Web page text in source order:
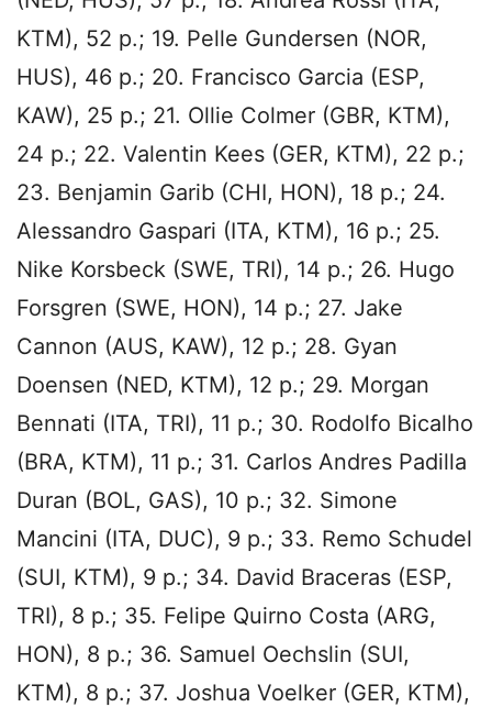
KTM), 52 p.; 19. Pelle Gundersen (NOR,
HUS), 46 p.; 20. Francisco Garcia (ESP,
KAW), 25 p.; 21. Ollie Colmer (GBR, KTM),
24 p.; 22. Valentin Kees (GER, KTM), 22 p.;
23. Benjamin Garib (CHI, HON), 18 p.; 24.
Alessandro Gaspari (ITA, KTM), 16 p.; 25.
Nike Korsbeck (SWE, TRI), 14 p.; 26. Hugo
Forsgren (SWE, HON), 14 p.; 27. Jake
Cannon (AUS, KAW), 12 p.; 28. Gyan
Doensen (NED, KTM), 12 p.; 29. Morgan
Bennati (ITA, TRI), 11 p.; 30. Rodolfo Bicalho
(BRA, KTM), 11 p.; 31. Carlos Andres Padilla
Duran (BOL, GAS), 10 p.; 32. Simone
Mancini (ITA, DUC), 9 p.; 33. Remo Schudel
(SUI, KTM), 9 p.; 34. David Braceras (ESP,
TRI), 8 p.; 35. Felipe Quirno Costa (ARG,
HON), 8 p.; 36. Samuel Oechslin (SUI,
KTM), 8 p.; 37. Joshua Voelker (GER, KTM),